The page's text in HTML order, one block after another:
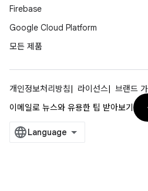
Firebase
Google Cloud Platform
모든 제품
개인정보처리방침 라이선스 브랜드
이메일로 뉴스와 유용한 팁 받아보기